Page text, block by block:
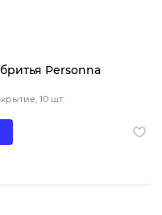
Personna
10 шт.